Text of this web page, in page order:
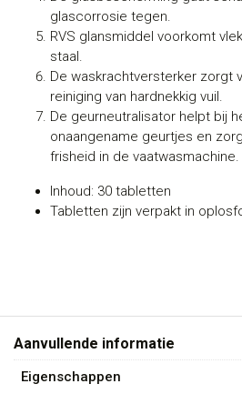
glascorrosie tegen.
RVS glansmiddel voorkomt
staal.
De waskrachtversterker zorgt
reiniging van hardnekkig vuil.
De geurneutralisator helpt bij
onaangename geurtjes en
frisheid in de vaatwasmachine.
Inhoud: 30 tabletten
Tabletten zijn verpakt in
Aanvullende informatie
Eigenschappen